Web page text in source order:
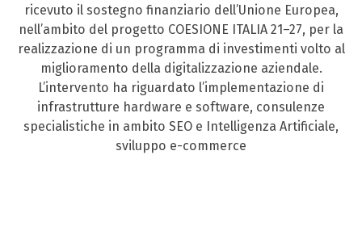
ricevuto il sostegno finanziario dell’Unione Europea,
nell’ambito del progetto COESIONE ITALIA 21–27, per la
realizzazione di un programma di investimenti volto al
miglioramento della digitalizzazione aziendale.
L’intervento ha riguardato l’implementazione di
infrastrutture hardware e software, consulenze
specialistiche in ambito SEO e Intelligenza Artificiale,
sviluppo e-commerce